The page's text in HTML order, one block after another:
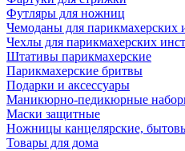
Футляры для ножниц
Чемоданы для парикмахерских
Чехлы для парикмахерских
Штативы парикмахерские
Парикмахерские бритвы
Подарки и аксессуары
Маникюрно-педикюрные
Маски защитные
Ножницы канцелярские,
Товары для дома